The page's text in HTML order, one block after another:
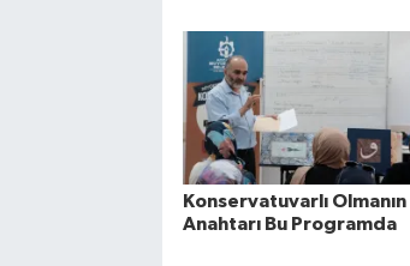
Konservatuvarlı Olmanın
Anahtarı Bu Programda